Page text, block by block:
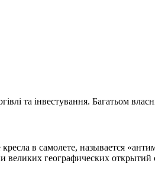
та інвестування. Багатьом
в самолете, называется
географических открытий